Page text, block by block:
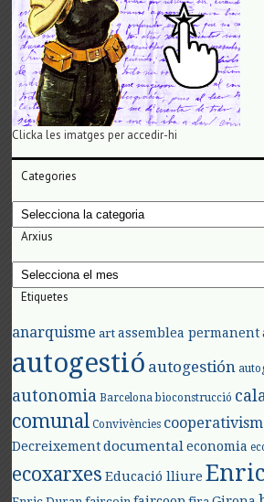
Clicka les imatges per accedir-hi
Categories
Categories
Arxius
Arxius
Etiquetes
anarquisme art assemblea permanent
autogestió autogestión
autonomia Barcelona bioconstrucció
comunal Convivències
Decreixement documental economia
ecoxarxes Educació lliure